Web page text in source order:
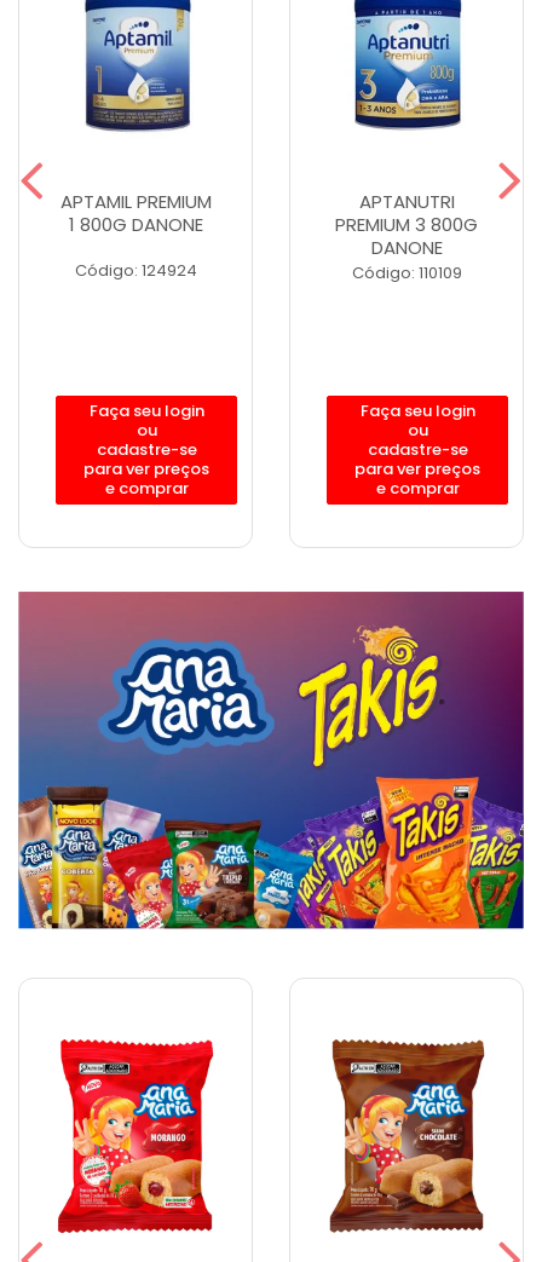
APTAMIL PREMIUM
1 800G DANONE
Código: 124924
Faça seu login
ou
cadastre-se
para ver preços
e comprar
APTANUTRI
PREMIUM 3 800G
DANONE
Código: 110109
Faça seu login
ou
cadastre-se
para ver preços
e comprar